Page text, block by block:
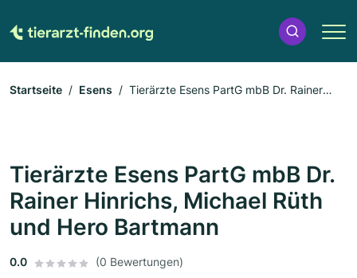
Startseite Esens
Tierärzte Esens PartG mbB Dr. Rainer
Tierärzte Esens PartG mbB Dr.
Rainer Hinrichs, Michael Rüth
und Hero Bartmann
0.0 (0 Bewertungen)